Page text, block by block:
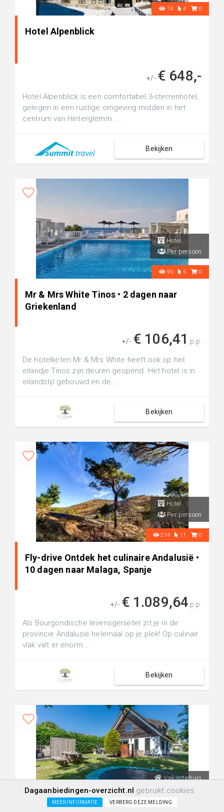
74 4 0
Hotel Alpenblick
+/- € 648,-
Hotel Alpenblick is een comfortabel 3-sterrenhotel,
gelegen in een rustige omgeving midden in het
centrum van Hinterglemm. ...
Bekijken
Hotel
Per persoon
95 5 0
Mr & Mrs White Tinos • 2 dagen naar
Griekenland
+/- € 106,41 p.p.
De hotelketen Mr & Mrs White heeft ook op het
eilandje Tinos zijn deuren geopend. Het hotel is in
eilandstijl gebouwd en de...
Bekijken
Hotel
Per persoon
214 11 0
Fly-drive Ontdek het culinaire Andalusië •
10 dagen naar Malaga, Spanje
+/- € 1.089,64 p.p.
Als Bourgondische levensgenieter zit je in de
provincie Andalusië helemaal op je plek! Op culinair
vlak valt er enorm ...
Bekijken
Vakantiehuis
Dagaanbiedingen-overzicht.nl gebruikt cookies:
MEER INFORMATIE VERBERG DEZE MELDING